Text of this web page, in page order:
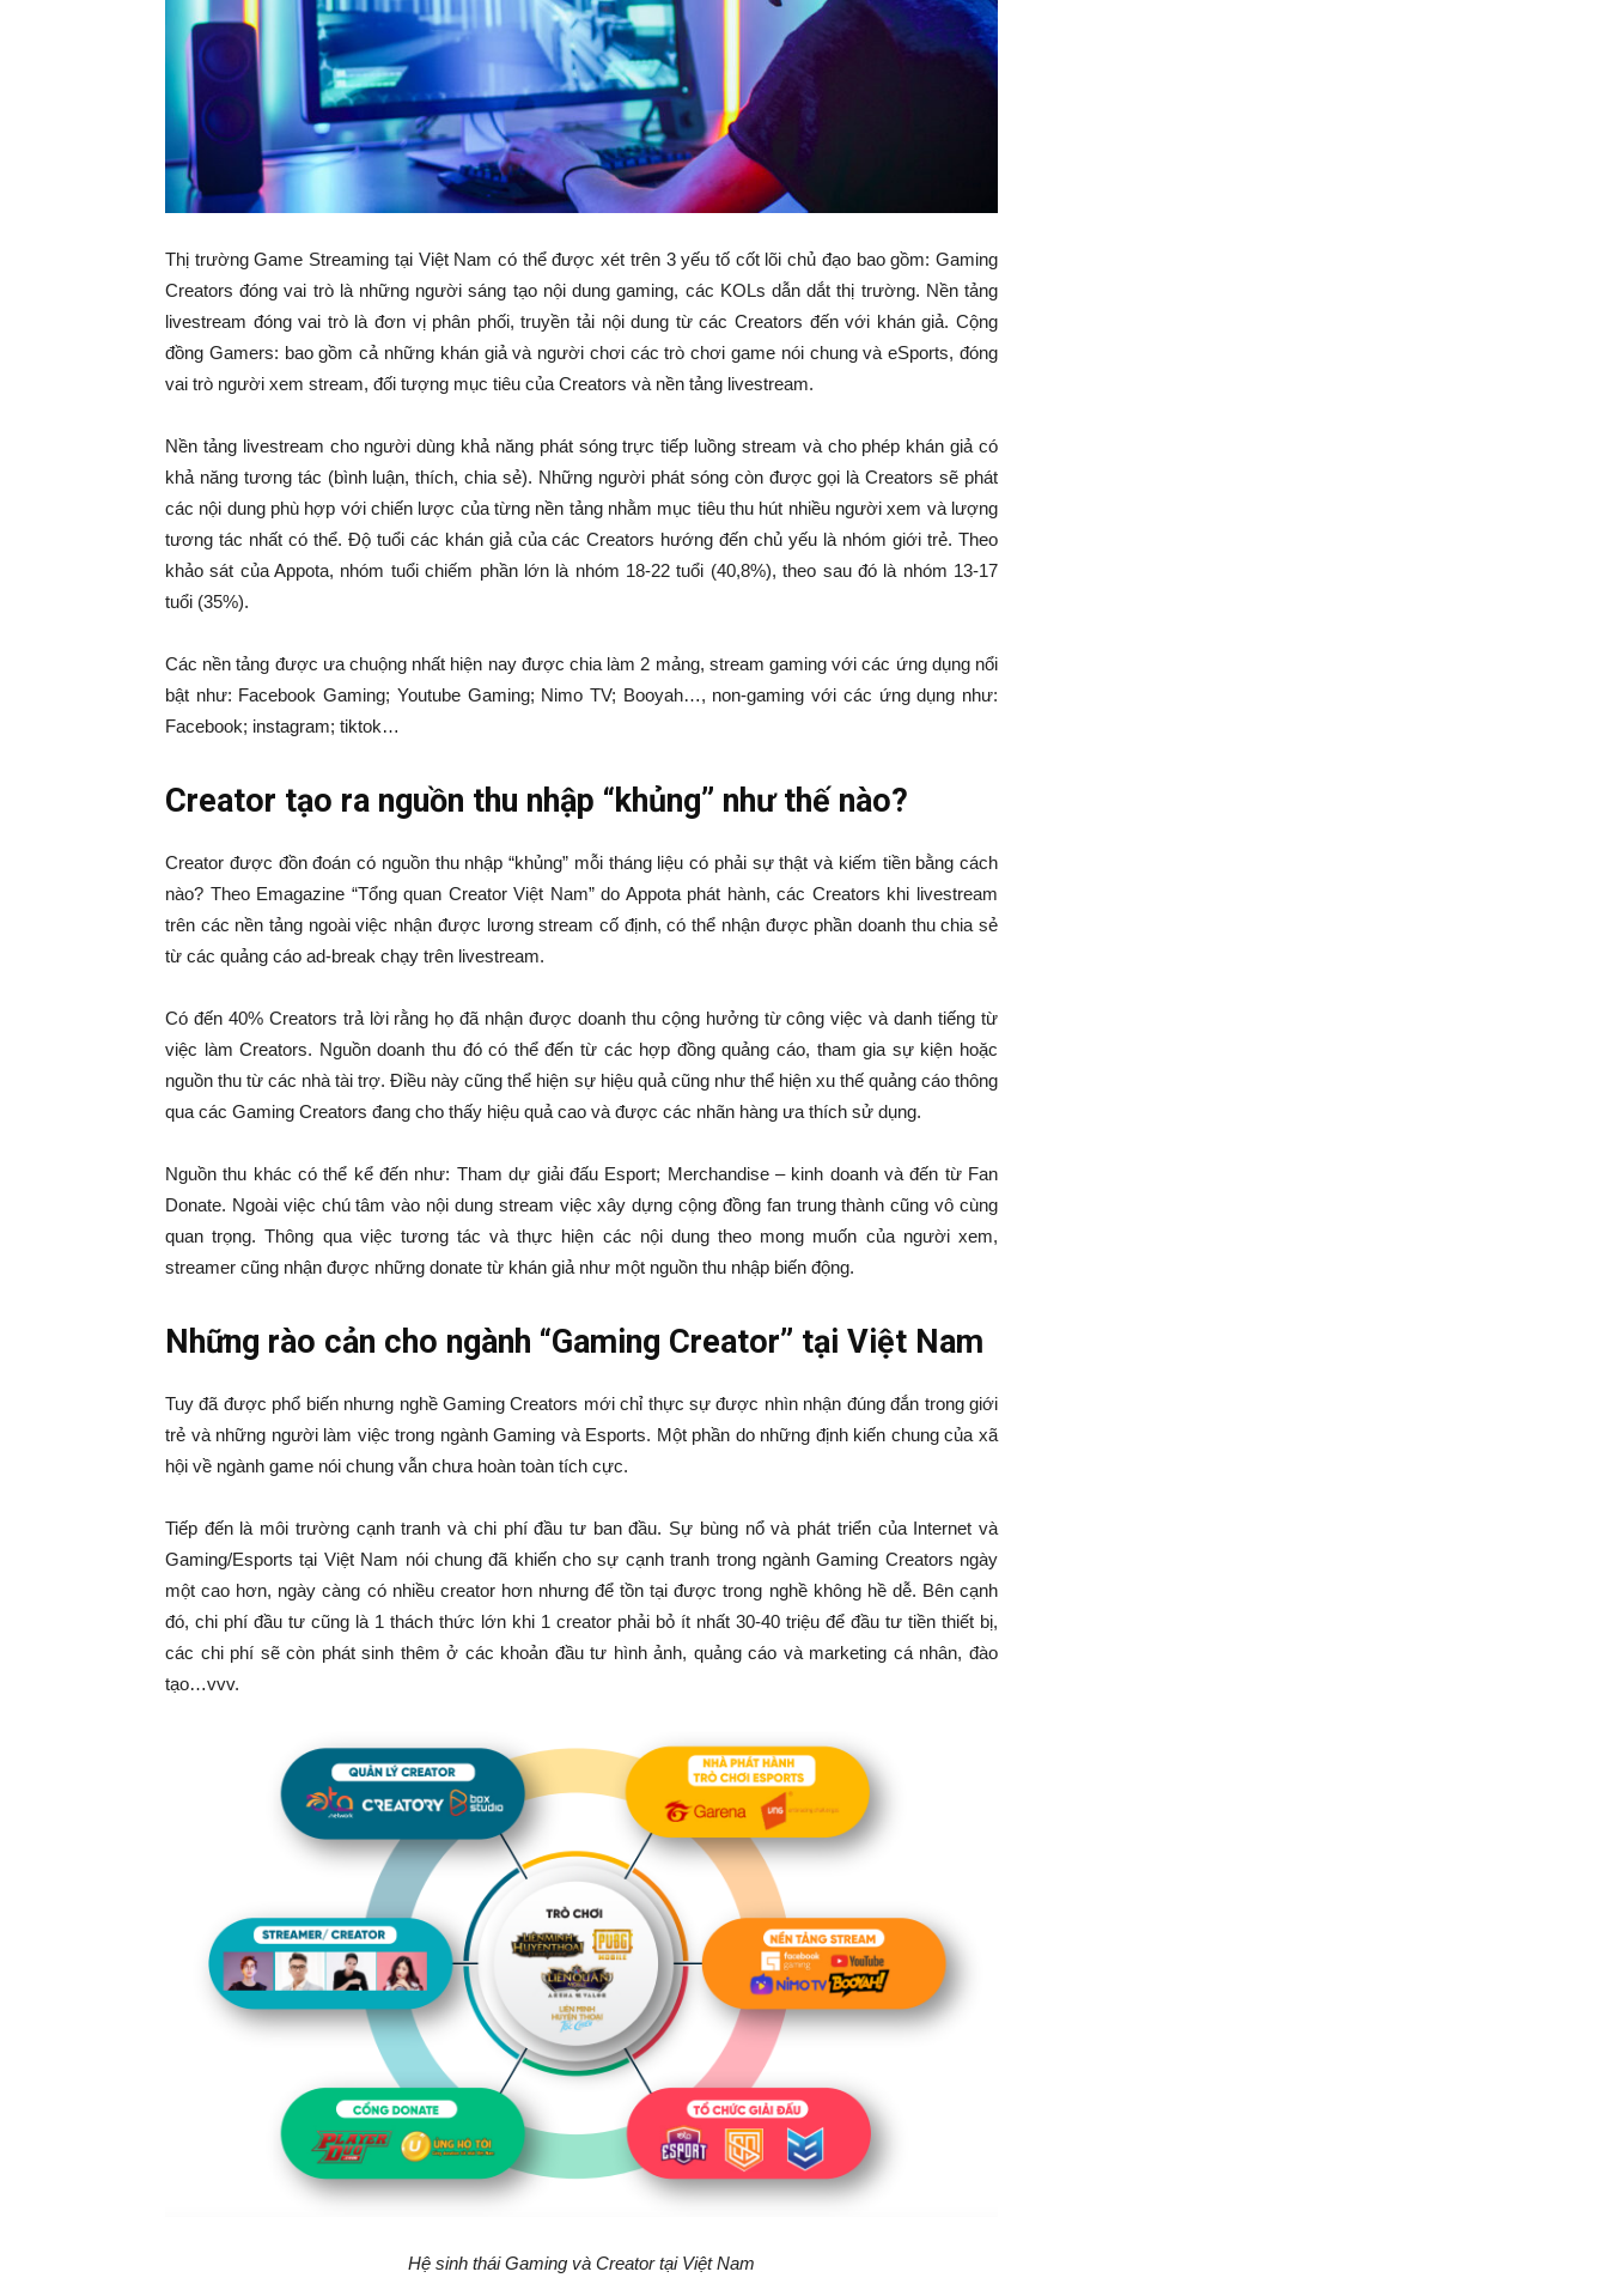
Thị trường Game Streaming tại Việt Nam có thể được xét trên 3 yếu tố cốt lõi chủ đạo bao gồm: Gaming
Creators đóng vai trò là những người sáng tạo nội dung gaming, các KOLs dẫn dắt thị trường. Nền tảng
livestream đóng vai trò là đơn vị phân phối, truyền tải nội dung từ các Creators đến với khán giả. Cộng
đồng Gamers: bao gồm cả những khán giả và người chơi các trò chơi game nói chung và eSports, đóng
vai trò người xem stream, đối tượng mục tiêu của Creators và nền tảng livestream.
Nền tảng livestream cho người dùng khả năng phát sóng trực tiếp luồng stream và cho phép khán giả có
khả năng tương tác (bình luận, thích, chia sẻ). Những người phát sóng còn được gọi là Creators sẽ phát
các nội dung phù hợp với chiến lược của từng nền tảng nhằm mục tiêu thu hút nhiều người xem và lượng
tương tác nhất có thể. Độ tuổi các khán giả của các Creators hướng đến chủ yếu là nhóm giới trẻ. Theo
khảo sát của Appota, nhóm tuổi chiếm phần lớn là nhóm 18-22 tuổi (40,8%), theo sau đó là nhóm 13-17
tuổi (35%).
Các nền tảng được ưa chuộng nhất hiện nay được chia làm 2 mảng, stream gaming với các ứng dụng nổi
bật như: Facebook Gaming; Youtube Gaming; Nimo TV; Booyah…, non-gaming với các ứng dụng như:
Facebook; instagram; tiktok…
Creator tạo ra nguồn thu nhập “khủng” như thế nào?
Creator được đồn đoán có nguồn thu nhập “khủng” mỗi tháng liệu có phải sự thật và kiếm tiền bằng cách
nào? Theo Emagazine “Tổng quan Creator Việt Nam” do Appota phát hành, các Creators khi livestream
trên các nền tảng ngoài việc nhận được lương stream cố định, có thể nhận được phần doanh thu chia sẻ
từ các quảng cáo ad-break chạy trên livestream.
Có đến 40% Creators trả lời rằng họ đã nhận được doanh thu cộng hưởng từ công việc và danh tiếng từ
việc làm Creators. Nguồn doanh thu đó có thể đến từ các hợp đồng quảng cáo, tham gia sự kiện hoặc
nguồn thu từ các nhà tài trợ. Điều này cũng thể hiện sự hiệu quả cũng như thể hiện xu thế quảng cáo thông
qua các Gaming Creators đang cho thấy hiệu quả cao và được các nhãn hàng ưa thích sử dụng.
Nguồn thu khác có thể kể đến như: Tham dự giải đấu Esport; Merchandise – kinh doanh và đến từ Fan
Donate. Ngoài việc chú tâm vào nội dung stream việc xây dựng cộng đồng fan trung thành cũng vô cùng
quan trọng. Thông qua việc tương tác và thực hiện các nội dung theo mong muốn của người xem,
streamer cũng nhận được những donate từ khán giả như một nguồn thu nhập biến động.
Những rào cản cho ngành “Gaming Creator” tại Việt Nam
Tuy đã được phổ biến nhưng nghề Gaming Creators mới chỉ thực sự được nhìn nhận đúng đắn trong giới
trẻ và những người làm việc trong ngành Gaming và Esports. Một phần do những định kiến chung của xã
hội về ngành game nói chung vẫn chưa hoàn toàn tích cực.
Tiếp đến là môi trường cạnh tranh và chi phí đầu tư ban đầu. Sự bùng nổ và phát triển của Internet và
Gaming/Esports tại Việt Nam nói chung đã khiến cho sự cạnh tranh trong ngành Gaming Creators ngày
một cao hơn, ngày càng có nhiều creator hơn nhưng để tồn tại được trong nghề không hề dễ. Bên cạnh
đó, chi phí đầu tư cũng là 1 thách thức lớn khi 1 creator phải bỏ ít nhất 30-40 triệu để đầu tư tiền thiết bị,
các chi phí sẽ còn phát sinh thêm ở các khoản đầu tư hình ảnh, quảng cáo và marketing cá nhân, đào
tạo…vvv.
Hệ sinh tháiGaming và Creator tại Việt Nam